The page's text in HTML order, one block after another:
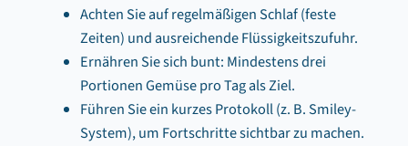
Achten Sie auf regelmäßigen Schlaf (feste
Zeiten) und ausreichende Flüssigkeitszufuhr.
Ernähren Sie sich bunt: Mindestens drei
Portionen Gemüse pro Tag als Ziel.
Führen Sie ein kurzes Protokoll (z. B. Smiley-
System), um Fortschritte sichtbar zu machen.